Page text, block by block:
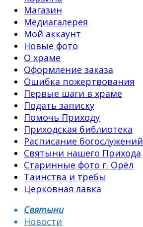
Магазин
Медиагалерея
Мой аккаунт
Новые фото
О храме
Оформление заказа
Ошибка пожертвования
Первые шаги в храме
Подать записку
Помочь Приходу
Приходская библиотека
Расписание богослужений
Святыни нашего Прихода
Старинные фото г. Орёл
Таинства и требы
Церковная лавка
Святыни
Новости